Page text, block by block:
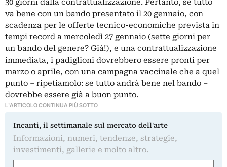
30 giorni dalla contrattualizzazione. Pertanto, se tutto
va bene con un bando presentato il 20 gennaio, con
scadenza per le offerte tecnico-economiche prevista in
tempi record a mercoledì 27 gennaio (sette giorni per
un bando del genere? Già!), e una contrattualizzazione
immediata, i padiglioni dovrebbero essere pronti per
marzo o aprile, con una campagna vaccinale che a quel
punto – ripetiamolo: se tutto andrà bene nel bando –
dovrebbe essere già a buon punto.
L'ARTICOLO CONTINUA PIÙ SOTTO
Incanti, il settimanale sul mercato dell'arte
Informazioni, numeri, tendenze, strategie,
investimenti, gallerie e molto altro.